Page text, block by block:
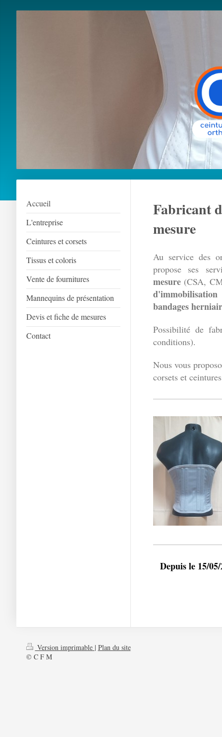
Accueil
L'entreprise
Ceintures et corsets
Tissus et coloris
Vente de fournitures
Mannequins de présentation
Devis et fiche de mesures
Contact
Fabricant
mesure
Au service des
propose ses
mesure(CSA,
bandages
Possibilité de
conditions).
Nous vous
corsets et
Depuis le 15/
Version imprimable | Plan du site
© C F M